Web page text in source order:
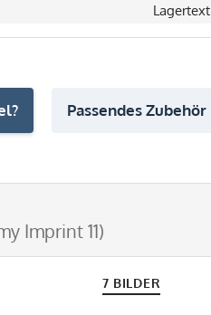
Lagertext
Passendes Zubehör
Imprint 11)
7 BILDER